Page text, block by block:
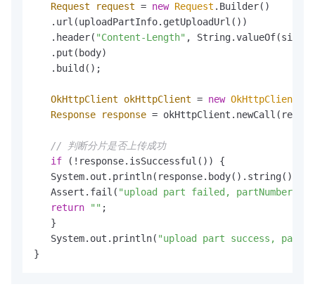
Request
request = new Request .Builder()
   .url(uploadPartInfo.getUploadUrl())
   .header(
"Content-Length" , String.valueOf(size))
   .put(body)
   .build();
OkHttpClient okHttpClient = new OkHttpClient
Response
response =
// 判断分片是否上传成功
if (!response.isSuccessful()) {
   System.out.println(response.body().string() +
   Assert.fail(
"upload part failed, partNumber:"
return
"" ;
   }
   System.out.println(
"upload part success,
}